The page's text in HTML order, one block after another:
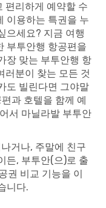
편리하게 예약할 수
이용하는 특권을 누
으세요? 지금 여행
부투안행 항공편을
장 맞는 부투안행 항
러분이 찾는 모든 것
도 빌린다면 그야말
과 호텔을 함께 예
서 마닐라발 부투안
거나, 주말에 친구
든, 부투안(으)로 출
권 비교 기능을 이
니다.